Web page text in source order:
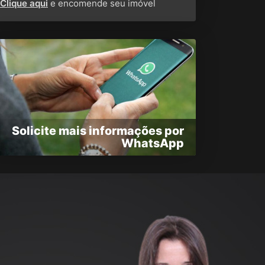
Clique aqui e encomende seu imóvel
Solicite mais informações por
WhatsApp